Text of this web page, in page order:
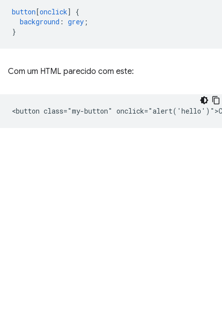
button [onclick]
{
background : grey ;
}
Com um HTML parecido com este: